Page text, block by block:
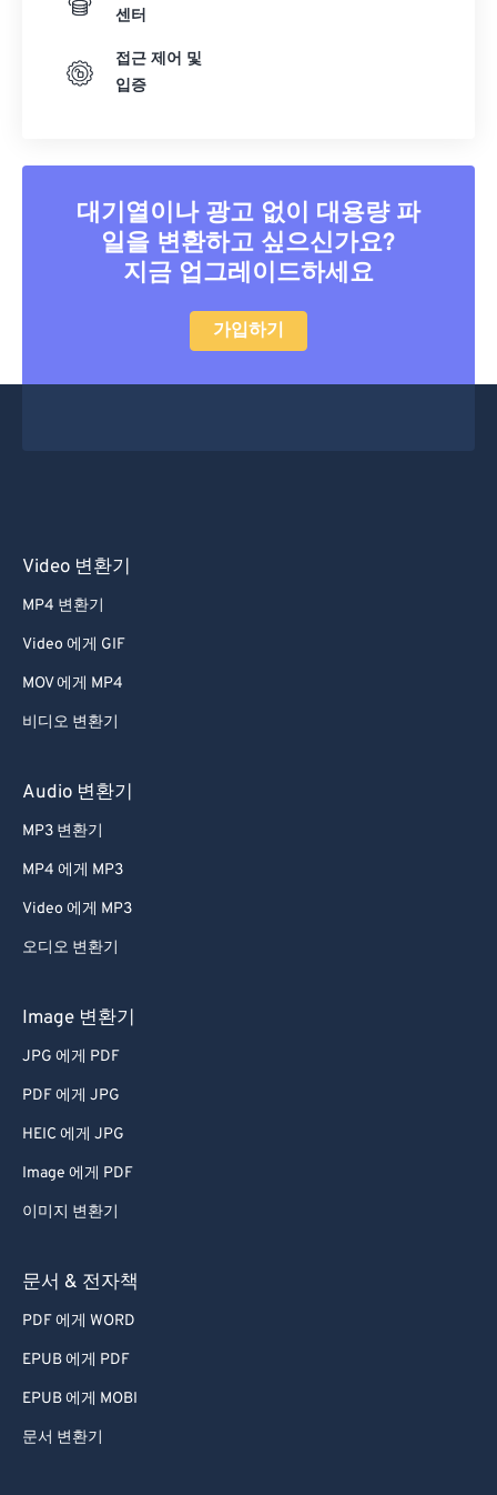
센터
접근 제어 및
입증
대기열이나 광고 없이 대용량 파
일을 변환하고 싶으신가요?
지금 업그레이드하세요
가입하기
Video 변환기
MP4 변환기
Video 에게 GIF
MOV 에게 MP4
비디오 변환기
Audio 변환기
MP3 변환기
MP4 에게 MP3
Video 에게 MP3
오디오 변환기
Image 변환기
JPG 에게 PDF
PDF 에게 JPG
HEIC 에게 JPG
Image 에게 PDF
이미지 변환기
문서 & 전자책
PDF 에게 WORD
EPUB 에게 PDF
EPUB 에게 MOBI
문서 변환기